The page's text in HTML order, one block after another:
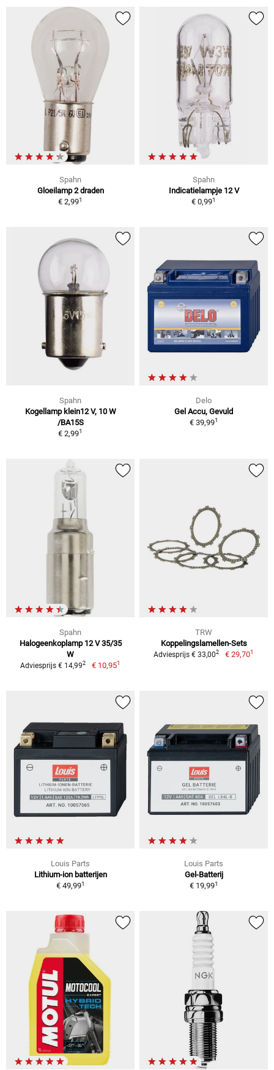
Spahn
Gloeilamp 2 draden
€ 2,991
Spahn
Indicatielampje 12 V
€ 0,991
Spahn
Kogellamp klein12 V, 10 W
/BA15S
€ 2,991
Delo
Gel Accu, Gevuld
€ 39,991
Spahn
Halogeenkoplamp 12 V 35/35
W
Adviesprijs € 14,992 € 10,951
TRW
Koppelingslamellen-Sets
Adviesprijs € 33,002 € 29,701
Louis Parts
Lithium-ion batterijen
€ 49,991
Louis Parts
Gel-Batterij
€ 19,991